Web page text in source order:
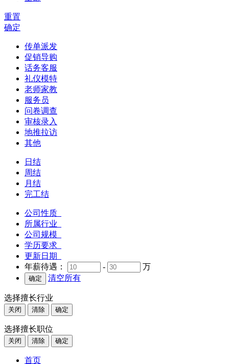
重置
确定
传单派发
促销导购
话务客服
礼仪模特
老师家教
服务员
问卷调查
审核录入
地推拉访
其他
日结
周结
月结
完工结
公司性质
所属行业
公司规模
学历要求
更新日期
年薪待遇：
-
万
清空所有
选择擅长行业
关闭 清除 确定
选择擅长职位
关闭 清除 确定
首页